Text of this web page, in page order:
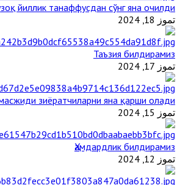
йиллик танаффусдан сўнг яна очилди
تموز 18, 2024
Таъзия билдирамиз
تموز 17, 2024
зиёратчиларни яна қарши олади
تموز 15, 2024
Ҳамдардлик билдирамиз
تموز 12, 2024